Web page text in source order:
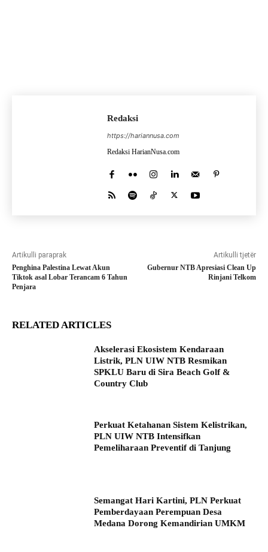
Redaksi
https://hariannusa.com
Redaksi HarianNusa.com
Artikulli paraprak
Penghina Palestina Lewat Akun
Tiktok asal Lobar Terancam 6 Tahun
Penjara
Artikulli tjetër
Gubernur NTB Apresiasi Clean Up
Rinjani Telkom
RELATED ARTICLES
Akselerasi Ekosistem Kendaraan
Listrik, PLN UIW NTB Resmikan
SPKLU Baru di Sira Beach Golf &
Country Club
Perkuat Ketahanan Sistem Kelistrikan,
PLN UIW NTB Intensifkan
Pemeliharaan Preventif di Tanjung
Semangat Hari Kartini, PLN Perkuat
Pemberdayaan Perempuan Desa
Medana Dorong Kemandirian UMKM